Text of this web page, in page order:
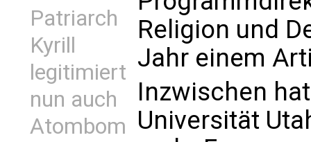
Patriarch
Kyrill
legitimiert
nun auch
Atombom
Religion und
Jahr einem
Inzwischen
Universität